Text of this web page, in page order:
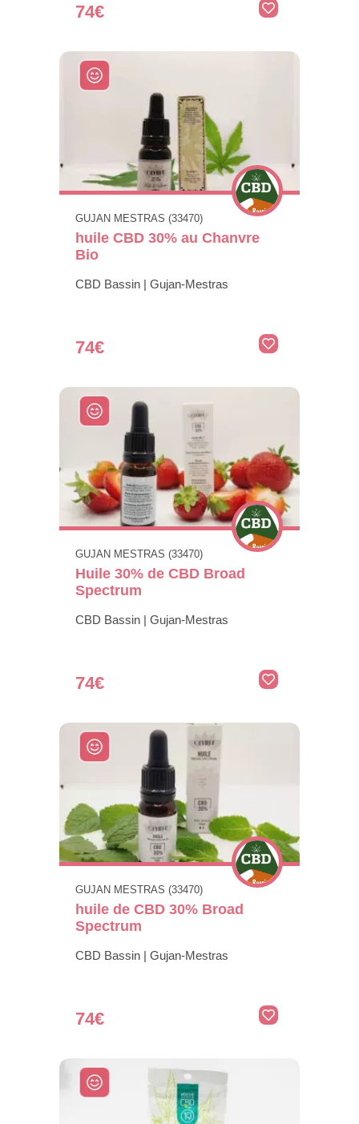
74€
GUJAN MESTRAS (33470)
huile CBD 30% au Chanvre
Bio
CBD Bassin | Gujan-Mestras
74€
GUJAN MESTRAS (33470)
Huile 30% de CBD Broad
Spectrum
CBD Bassin | Gujan-Mestras
74€
GUJAN MESTRAS (33470)
huile de CBD 30% Broad
Spectrum
CBD Bassin | Gujan-Mestras
74€